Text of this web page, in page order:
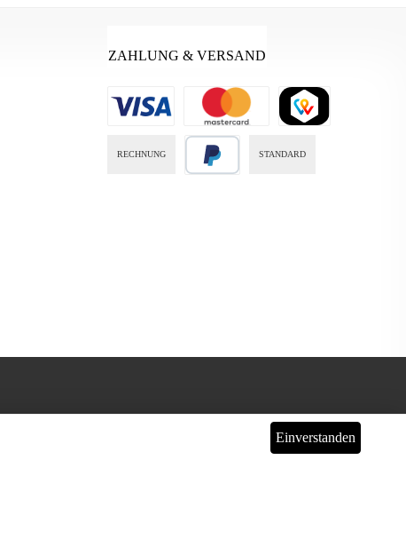
ZAHLUNG & VERSAND
RECHNUNG STANDARD
Einverstanden